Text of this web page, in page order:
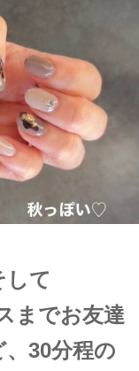
して
までお友達
30分程の